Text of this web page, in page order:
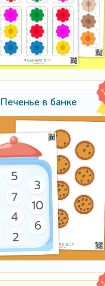
Печенье в банке